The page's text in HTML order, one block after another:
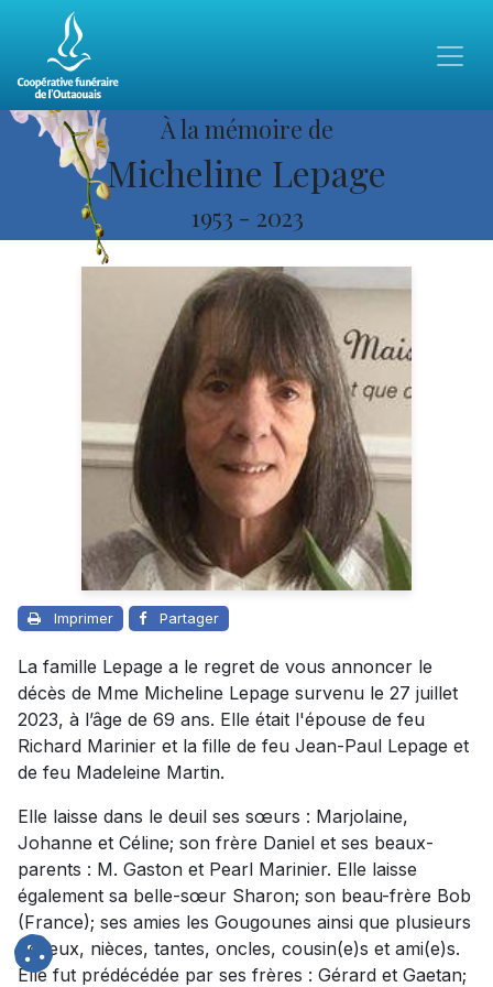
À la mémoire de
Micheline Lepage
1953 - 2023
Imprimer Partager
La famille Lepage a le regret de vous annoncer le
décès de Mme Micheline Lepage survenu le 27 juillet
2023, à l’âge de 69 ans. Elle était l'épouse de feu
Richard Marinier et la fille de feu Jean-Paul Lepage et
de feu Madeleine Martin.
Elle laisse dans le deuil ses sœurs : Marjolaine,
Johanne et Céline; son frère Daniel et ses beaux-
parents : M. Gaston et Pearl Marinier. Elle laisse
également sa belle-sœur Sharon; son beau-frère Bob
(France); ses amies les Gougounes ainsi que plusieurs
neveux, nièces, tantes, oncles, cousin(e)s et ami(e)s.
Elle fut prédécédée par ses frères : Gérard et Gaetan;